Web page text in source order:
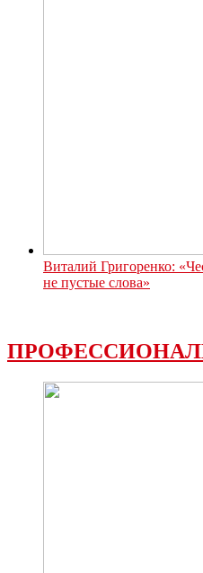
Виталий Григоренко:
не пустые слова»